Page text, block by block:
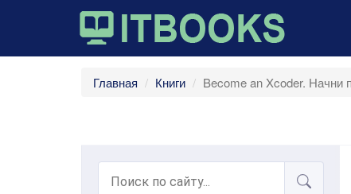
Главная Книги Become an Xcoder. Начни